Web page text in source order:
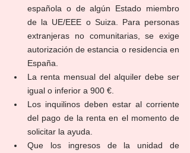
española o de algún Estado miembro
de la UE/EEE o Suiza. Para personas
extranjeras no comunitarias, se exige
autorización de estancia o residencia en
España.
La renta mensual del alquiler debe ser
igual o inferior a 900 €.
Los inquilinos deben estar al corriente
del pago de la renta en el momento de
solicitar la ayuda.
Que los ingresos de la unidad de